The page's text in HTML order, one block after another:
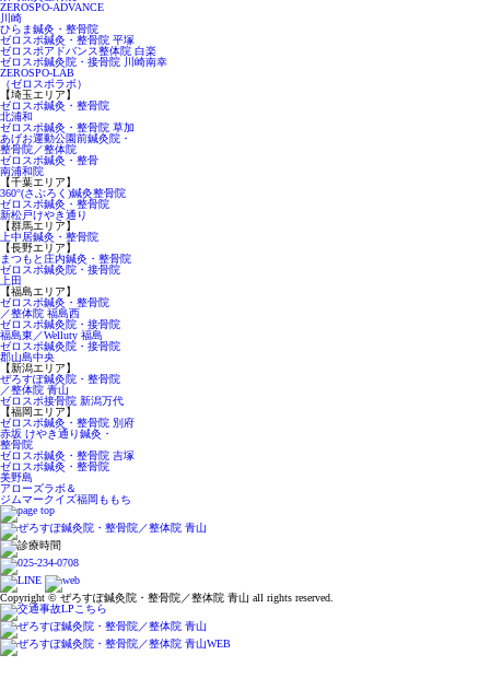
ZEROSPO-ADVANCE
川崎
ひらま鍼灸・整骨院
ゼロスポ鍼灸・整骨院 平塚
ゼロスポアドバンス整体院 白楽
ゼロスポ鍼灸院・接骨院 川崎南幸
ZEROSPO-LAB
（ゼロスポラボ）
【埼玉エリア】
ゼロスポ鍼灸・整骨院
北浦和
ゼロスポ鍼灸・整骨院 草加
あげお運動公園前鍼灸院・
整骨院／整体院
ゼロスポ鍼灸・整骨
南浦和院
【千葉エリア】
360°(さぶろく)鍼灸整骨院
ゼロスポ鍼灸・整骨院
新松戸けやき通り
【群馬エリア】
上中居鍼灸・整骨院
【長野エリア】
まつもと庄内鍼灸・整骨院
ゼロスポ鍼灸院・接骨院
上田
【福島エリア】
ゼロスポ鍼灸・整骨院
／整体院 福島西
ゼロスポ鍼灸院・接骨院
福島東／Welluty 福島
ゼロスポ鍼灸院・接骨院
郡山島中央
【新潟エリア】
ぜろすぽ鍼灸院・整骨院
／整体院 青山
ゼロスポ接骨院 新潟万代
【福岡エリア】
ゼロスポ鍼灸・整骨院 別府
赤坂 けやき通り鍼灸・
整骨院
ゼロスポ鍼灸・整骨院 吉塚
ゼロスポ鍼灸・整骨院
美野島
アローズラボ＆
ジムマークイズ福岡ももち
Copyright © ぜろすぽ鍼灸院・整骨院／整体院 青山 all rights reserved.